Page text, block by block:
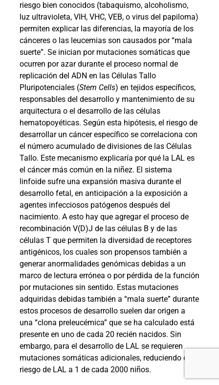
riesgo bien conocidos (tabaquismo, alcoholismo,
luz ultravioleta, VIH, VHC, VEB, o virus del papiloma)
permiten explicar las diferencias, la mayoría de los
cánceres o las leucemias son causados por “mala
suerte”. Se inician por mutaciones somáticas que
ocurren por azar durante el proceso normal de
replicación del ADN en las Células Tallo
Pluripotenciales (Stem Cells) en tejidos específicos,
responsables del desarrollo y mantenimiento de su
arquitectura o el desarrollo de las células
hematopoyéticas. Según esta hipótesis, el riesgo de
desarrollar un cáncer específico se correlaciona con
el número acumulado de divisiones de las Células
Tallo. Este mecanismo explicaría por qué la LAL es
el cáncer más común en la niñez. El sistema
linfoide sufre una expansión masiva durante el
desarrollo fetal, en anticipación a la exposición a
agentes infecciosos patógenos después del
nacimiento. A esto hay que agregar el proceso de
recombinación V(D)J de las células B y de las
células T que permiten la diversidad de receptores
antigénicos, los cuales son propensos también a
generar anormalidades genómicas debidas a un
marco de lectura errónea o por pérdida de la función
por mutaciones sin sentido. Estas mutaciones
adquiridas debidas también a “mala suerte” durante
estos procesos de desarrollo suelen dar origen a
una “clona preleucémica” que se ha calculado está
presente en uno de cada 20 recién nacidos. Sin
embargo, para el desarrollo de LAL se requieren
mutaciones somáticas adicionales, reduciendo el
riesgo de LAL a 1 de cada 2000 niños.